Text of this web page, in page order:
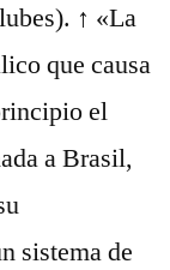
↑ «La
que causa
el
a Brasil,
sistema de